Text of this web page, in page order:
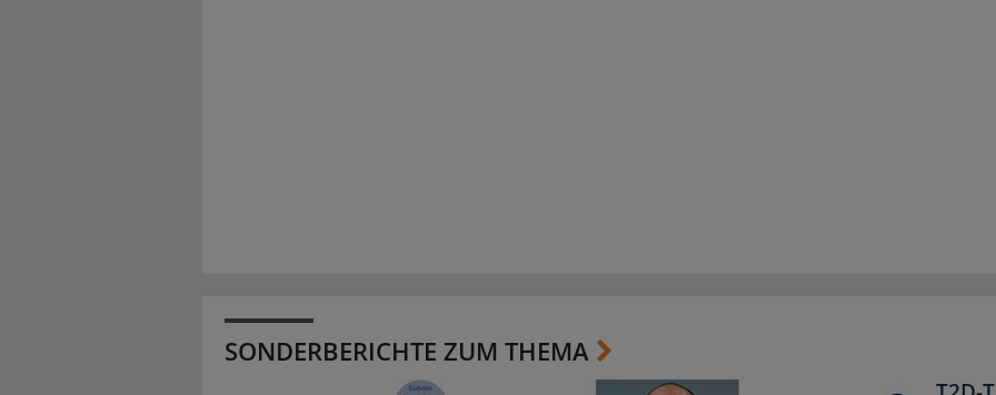
SONDERBERICHTE ZUM THEMA